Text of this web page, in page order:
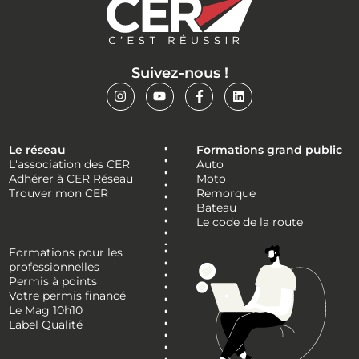
Suivez-nous !
Le réseau
L'association des CER
Adhérer à CER Réseau
Trouver mon CER
Formations grand public
Auto
Moto
Remorque
Bateau
Le code de la route
Formations pour les
professionnelles
Permis à points
Votre permis financé
Le Mag 10h10
Label Qualité